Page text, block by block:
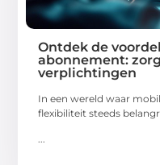
Ontdek de
abonnement:
verplichtingen
In een wereld waar
flexibiliteit steeds